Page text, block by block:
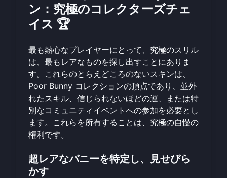
ン：究極のコレクターズチェ
イス 🏆
最も熱心なプレイヤーにとって、究極のスリル
は、最もレアなものを探し出すことにありま
す。これらのとらえどころのないスキンは、
Poor Bunny コレクションの頂点であり、並外
れたスキル、信じられないほどの運、または特
別なコミュニティイベントへの参加を必要とし
ます。これらを所有することは、究極の自慢の
権利です。
超レアなバニーを特定し、見せびら
かす